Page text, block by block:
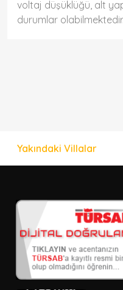
voltaj düşüklüğü, alt
durumlar olabilmektedir.
Yakındaki Villalar